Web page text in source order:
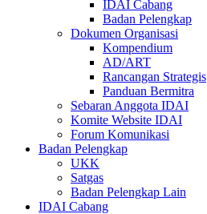
IDAI Cabang
Badan Pelengkap
Dokumen Organisasi
Kompendium
AD/ART
Rancangan Strategis
Panduan Bermitra
Sebaran Anggota IDAI
Komite Website IDAI
Forum Komunikasi
Badan Pelengkap
UKK
Satgas
Badan Pelengkap Lain
IDAI Cabang